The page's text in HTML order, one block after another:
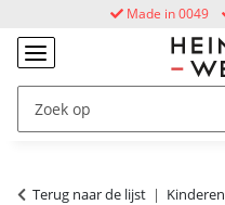
Made in 0049
Terug naar de lijst Kinderen